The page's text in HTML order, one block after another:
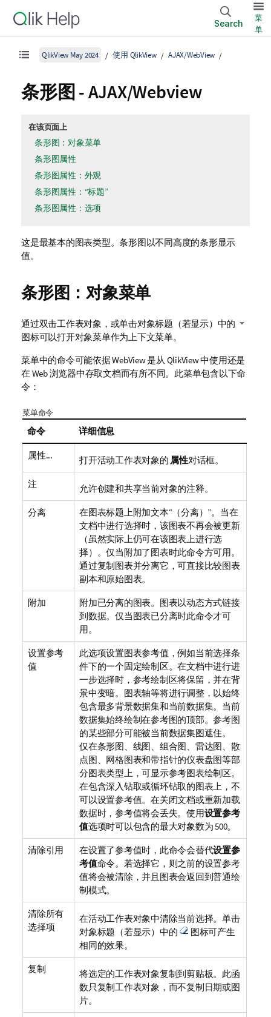
Search
菜
单
QlikView May 2024 使用 QlikView AJAX/WebView
条形图 - AJAX/Webview
在该页面上
条形图：对象菜单
条形图属性
条形图属性：外观
条形图属性：“标题”
条形图属性：选项
这是最基本的图表类型。条形图以不同高度的条形显示
值。
条形图：对象菜单
通过双击工作表对象，或单击对象标题（若显示）中的
图标可以打开对象菜单作为上下文菜单。
菜单中的命令可能依据 WebView 是从 QlikView 中使用还是
在 Web 浏览器中存取文档而有所不同。此菜单包含以下命
令：
菜单命令
命令 详细信息
属性... 打开活动工作表对象的 属性对话框。
注 允许创建和共享当前对象的注释。
分离
在图表标题上附加文本“（分离）”。当在
文档中进行选择时，该图表不再会被更新
（虽然实际上仍可在该图表上进行选
择）。仅当附加了图表时此命令方可用。
通过复制图表并分离它，可直接比较图表
副本和原始图表。
附加
附加已分离的图表。图表以动态方式链接
到数据。仅当图表已分离时此命令才可
用。
设置参考
值
此选项设置图表参考值，例如当前选择条
件下的一个固定绘制区。在文档中进行进
一步选择时，参考绘制区将保留，并在背
景中变暗。图表轴等将进行调整，以始终
包含最多背景数据集和当前数据集。当前
数据集始终绘制在参考图的顶部。参考图
的某些部分可能被当前数据集图遮住。
仅在条形图、线图、组合图、雷达图、散
点图、网格图表和带指针的仪表盘图等部
分图表类型上，可显示参考图表绘制区。
在包含深入钻取或循环钻取的图表上，不
可以设置参考值。在关闭文档或重新加载
数据时，参考值将会丢失。使用设置参考
值选项时可以包含的最大对象数为 500。
清除引用 在设置了参考值时，此命令会替代设置参
考值命令。若选择它，则之前的设置参考
值将会被清除，并且图表会返回到普通绘
制模式。
清除所有
选择项
在活动工作表对象中清除当前选择。单击
对象标题（若显示）中的
图标可产生
相同的效果。
复制
将选定的工作表对象复制到剪贴板。此函
数只复制工作表对象，而不复制日期或图
片。